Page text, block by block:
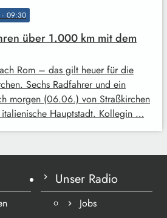
· 09:30
über 1.000 km mit dem
Rom – das gilt heuer für die
Sechs Radfahrer und ein
morgen (06.06.) von Straßkirchen
Hauptstadt. Kollegin …
Unser Radio
Jobs